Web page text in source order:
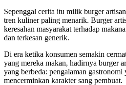
Sepenggal cerita itu milik burger
tren kuliner paling menarik. Burger
keresahan masyarakat terhadap
dan terkesan generik.
Di era ketika konsumen semakin
yang mereka makan, hadirnya burger
yang berbeda: pengalaman
mencerminkan karakter sang pembuat.